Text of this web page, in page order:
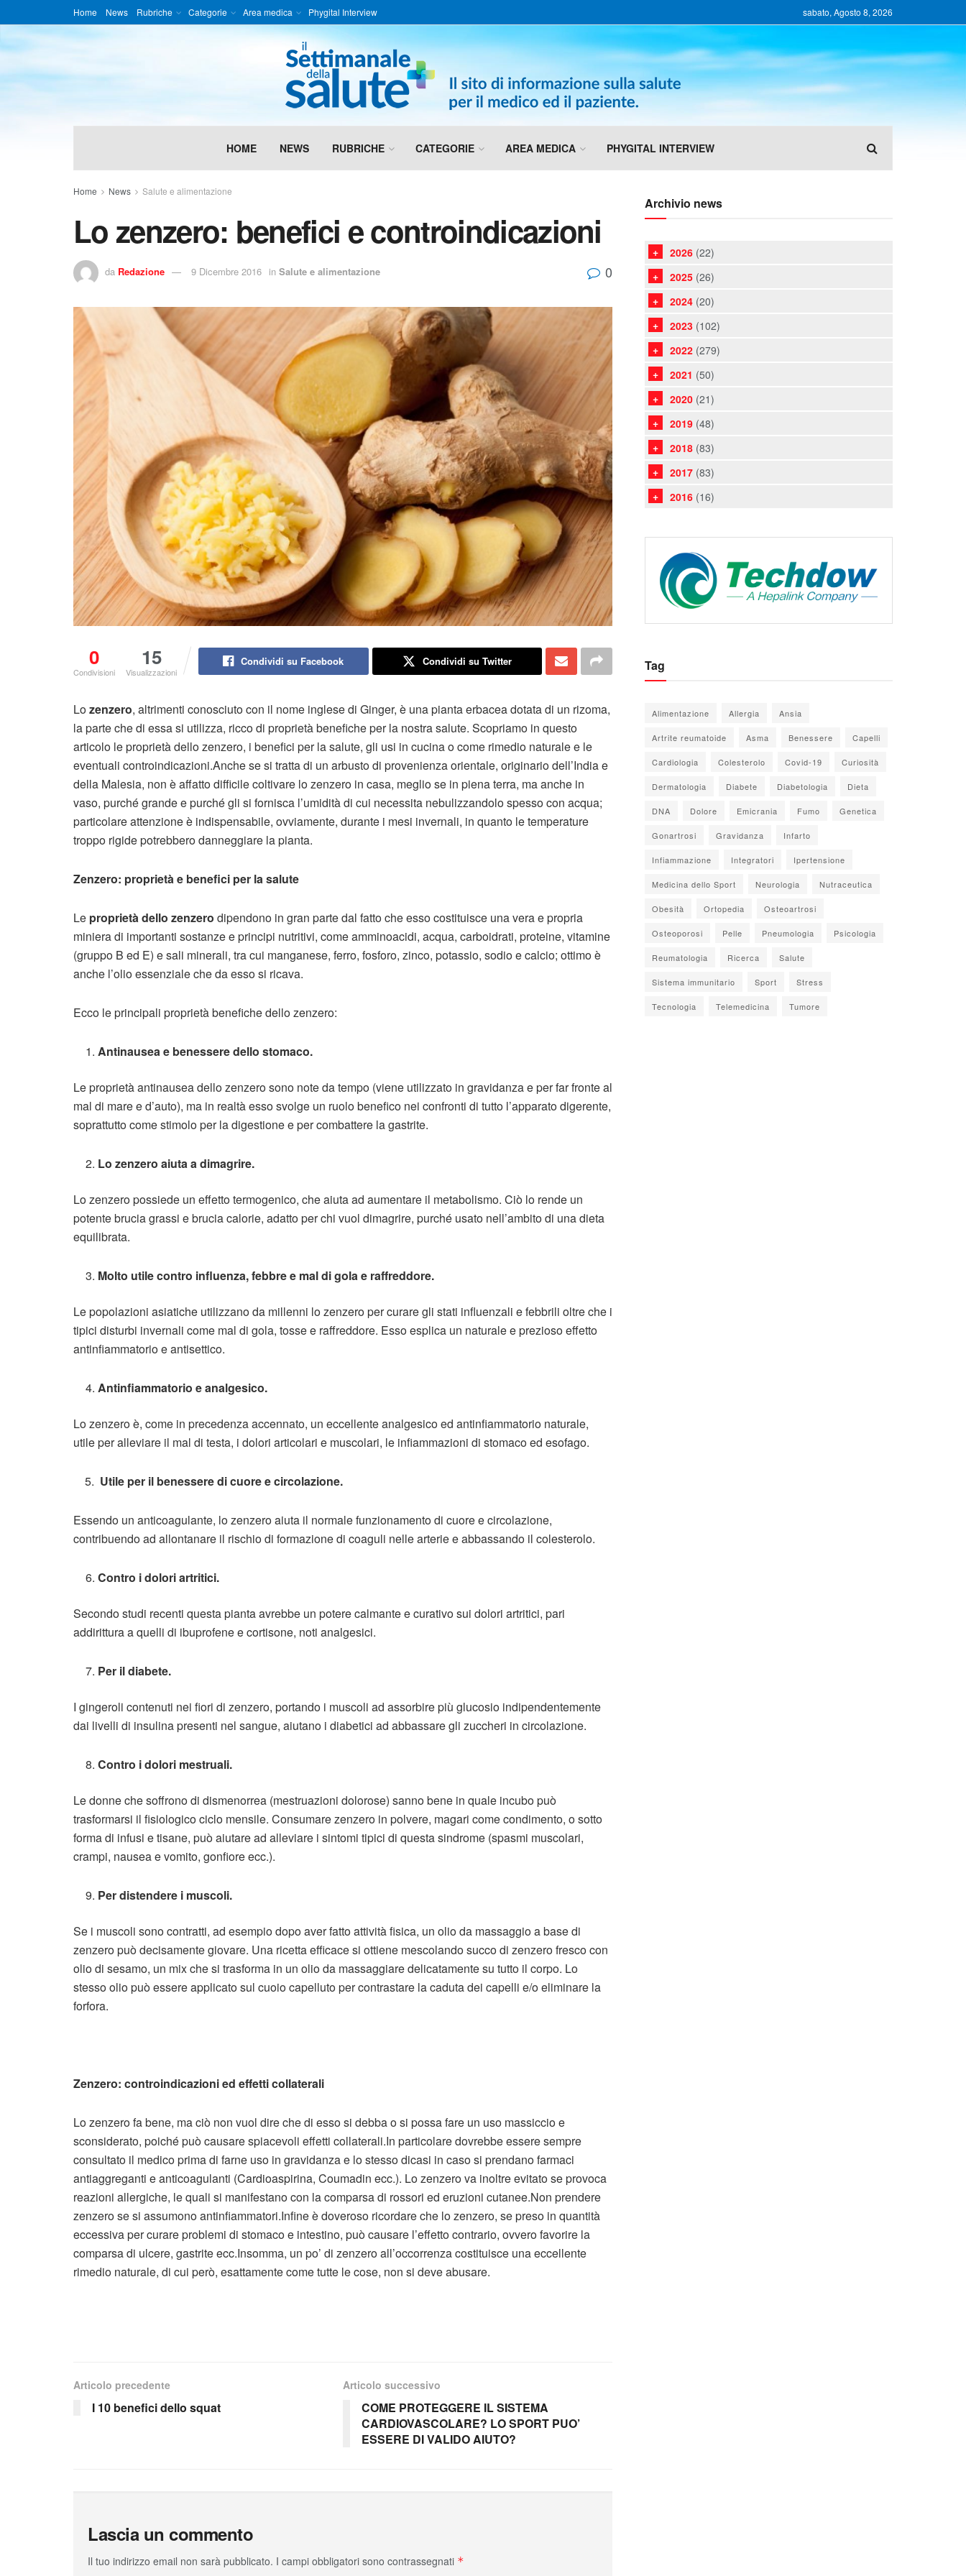
Home News Rubriche Categorie Area medica Phygital Interview sabato, Agosto 8, 2026
HOME NEWS RUBRICHE CATEGORIE AREA MEDICA PHYGITAL INTERVIEW
Home News Salute e alimentazione
Lo zenzero: benefici e controindicazioni
da Redazione 9 Dicembre 2016 in Salute e alimentazione 0
0
Condivisioni
15
Visualizzazioni
Condividi su Facebook Condividi su Twitter
Lozenzero, altrimenti conosciuto con il nome inglese di Ginger, è una pianta erbacea dotata di un rizoma,
la parte che di essa si utilizza, ricco di proprietà benefiche per la nostra salute. Scopriamo in questo
articolo le proprietà dello zenzero, i benefici per la salute, gli usi in cucina o come rimedio naturale e le
eventuali controindicazioni.Anche se si tratta di un arbusto di provenienza orientale, originario dell’India e
della Malesia, non è affatto difficile coltivare lo zenzero in casa, meglio se in piena terra, ma anche in
vaso, purché grande e purché gli si fornisca l’umidità di cui necessita nebulizzandolo spesso con acqua;
particolare attenzione è indispensabile, ovviamente, durante i mesi invernali, in quanto le temperature
troppo rigide potrebbero danneggiare la pianta.
Zenzero: proprietà e benefici per la salute
Le proprietà dello zenzero dipendono in gran parte dal fatto che esso costituisce una vera e propria
miniera di importanti sostanze e principi nutritivi, come amminoacidi, acqua, carboidrati, proteine, vitamine
(gruppo B ed E) e sali minerali, tra cui manganese, ferro, fosforo, zinco, potassio, sodio e calcio; ottimo è
anche l’olio essenziale che da esso si ricava.
Ecco le principali proprietà benefiche dello zenzero:
Antinausea e benessere dello stomaco.
Le proprietà antinausea dello zenzero sono note da tempo (viene utilizzato in gravidanza e per far fronte al
mal di mare e d’auto), ma in realtà esso svolge un ruolo benefico nei confronti di tutto l’apparato digerente,
soprattutto come stimolo per la digestione e per combattere la gastrite.
Lo zenzero aiuta adimagrire.
Lo zenzero possiede un effetto termogenico, che aiuta ad aumentare il metabolismo. Ciò lo rende un
potente brucia grassi e brucia calorie, adatto per chi vuol dimagrire, purché usato nell’ambito di una dieta
equilibrata.
Molto utile contro influenza, febbre e mal di gola e raffreddore.
Le popolazioni asiatiche utilizzano da millenni lo zenzero per curare gli stati influenzali e febbrili oltre che i
tipici disturbi invernali come mal di gola, tosse e raffreddore. Esso esplica un naturale e prezioso effetto
antinfiammatorio e antisettico.
Antinfiammatorio e analgesico.
Lo zenzero è, come in precedenza accennato, un eccellente analgesico ed antinfiammatorio naturale,
utile per alleviare il mal di testa, i dolori articolari e muscolari, le infiammazioni di stomaco ed esofago.
5. Utile per il benessere di cuore e circolazione.
Essendo un anticoagulante, lo zenzero aiuta il normale funzionamento di cuore e circolazione,
contribuendo ad allontanare il rischio di formazione di coaguli nelle arterie e abbassando il colesterolo.
Contro i dolori artritici.
Secondo studi recenti questa pianta avrebbe un potere calmante e curativo sui dolori artritici, pari
addirittura a quelli di ibuprofene e cortisone, noti analgesici.
Per il diabete.
I gingeroli contenuti nei fiori di zenzero, portando i muscoli ad assorbire più glucosio indipendentemente
dai livelli di insulina presenti nel sangue, aiutano i diabetici ad abbassare gli zuccheri in circolazione.
Contro i dolori mestruali.
Le donne che soffrono di dismenorrea (mestruazioni dolorose) sanno bene in quale incubo può
trasformarsi il fisiologico ciclo mensile. Consumare zenzero in polvere, magari come condimento, o sotto
forma di infusi e tisane, può aiutare ad alleviare i sintomi tipici di questa sindrome (spasmi muscolari,
crampi, nausea e vomito, gonfiore ecc.).
Per distendere i muscoli.
Se i muscoli sono contratti, ad esempio dopo aver fatto attività fisica, un olio da massaggio a base di
zenzero può decisamente giovare. Una ricetta efficace si ottiene mescolando succo di zenzero fresco con
olio di sesamo, un mix che si trasforma in un olio da massaggiare delicatamente su tutto il corpo. Lo
stesso olio può essere applicato sul cuoio capelluto per contrastare la caduta dei capelli e/o eliminare la
forfora.
Zenzero: controindicazioni ed effetti collaterali
Lo zenzero fa bene, ma ciò non vuol dire che di esso si debba o si possa fare un uso massiccio e
sconsiderato, poiché può causare spiacevoli effetti collaterali.In particolare dovrebbe essere sempre
consultato il medico prima di farne uso in gravidanza e lo stesso dicasi in caso si prendano farmaci
antiaggreganti e anticoagulanti (Cardioaspirina, Coumadin ecc.). Lo zenzero va inoltre evitato se provoca
reazioni allergiche, le quali si manifestano con la comparsa di rossori ed eruzioni cutanee.Non prendere
zenzero se si assumono antinfiammatori.Infine è doveroso ricordare che lo zenzero, se preso in quantità
eccessiva per curare problemi di stomaco e intestino, può causare l’effetto contrario, ovvero favorire la
comparsa di ulcere, gastrite ecc.Insomma, un po’ di zenzero all’occorrenza costituisce una eccellente
rimedio naturale, di cui però, esattamente come tutte le cose, non si deve abusare.
Articolo precedente
I 10 benefici dello squat
Articolo successivo
COME PROTEGGERE IL SISTEMA
CARDIOVASCOLARE? LO SPORT PUO’
ESSERE DI VALIDO AIUTO?
Lascia un commento
Il tuo indirizzo email non sarà pubblicato. I campi obbligatori sono contrassegnati *
Archivio news
2026 (22)
2025 (26)
2024 (20)
2023 (102)
2022 (279)
2021 (50)
2020 (21)
2019 (48)
2018 (83)
2017 (83)
2016 (16)
Tag
Alimentazione Allergia Ansia
Artrite reumatoide Asma Benessere Capelli
Cardiologia Colesterolo Covid-19 Curiosità
Dermatologia Diabete Diabetologia Dieta
DNA Dolore Emicrania Fumo Genetica
Gonartrosi Gravidanza Infarto
Infiammazione Integratori Ipertensione
Medicina dello Sport Neurologia Nutraceutica
Obesità Ortopedia Osteoartrosi
Osteoporosi Pelle Pneumologia Psicologia
Reumatologia Ricerca Salute
Sistema immunitario Sport Stress
Tecnologia Telemedicina Tumore